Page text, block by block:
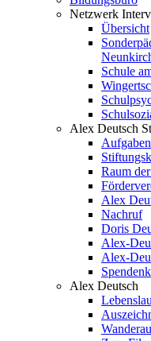
Netzwerk
Übersicht
Schule
Alex Deutsch
Raum
Alex
Nachruf
Doris
Alex-
Alex-
Alex Deutsch